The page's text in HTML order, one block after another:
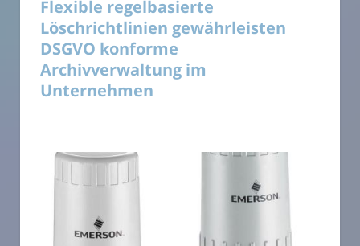
Flexible regelbasierte
Löschrichtlinien gewährleisten
DSGVO konforme
Archivverwaltung im
Unternehmen